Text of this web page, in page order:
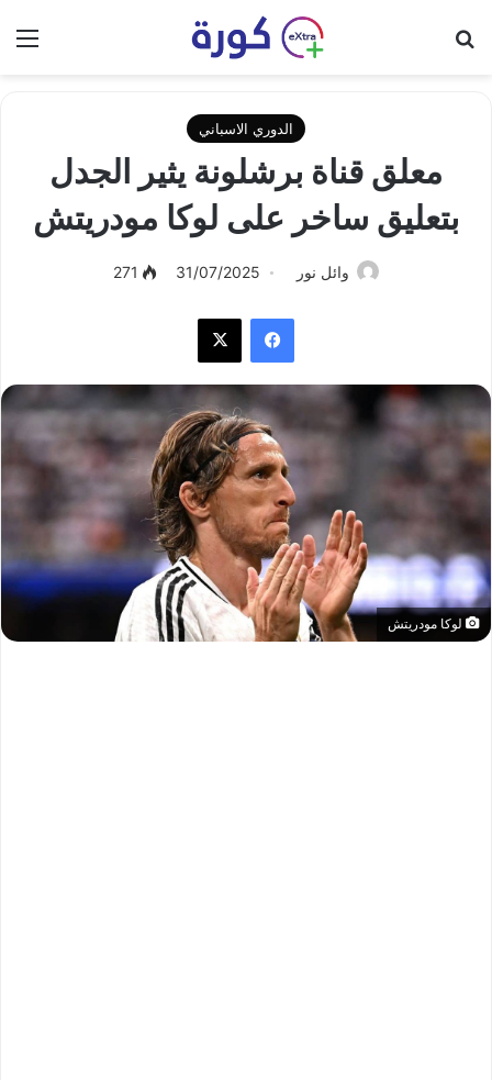
الدوري الاسباني
معلق قناة برشلونة يثير الجدل
بتعليق ساخر على لوكا مودريتش
وائل نور 31/07/2025
271
فيسبوك
لوكا مودريتش